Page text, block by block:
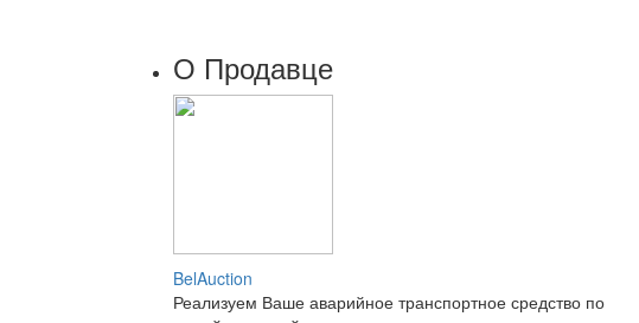
О Продавце
BelAuction
Реализуем Ваше аварийное транспортное средство по